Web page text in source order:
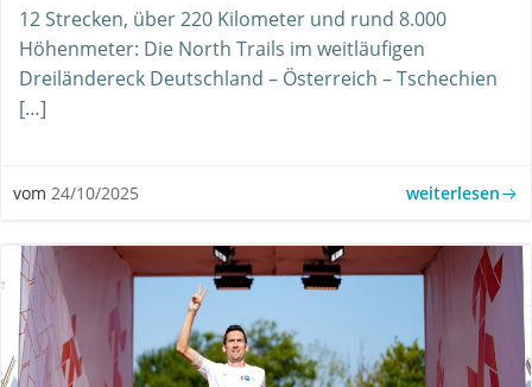
12 Strecken, über 220 Kilometer und rund 8.000
Höhenmeter: Die North Trails im weitläufigen
Dreiländereck Deutschland – Österreich – Tschechien
[…]
vom 24/10/2025 weiterlesen